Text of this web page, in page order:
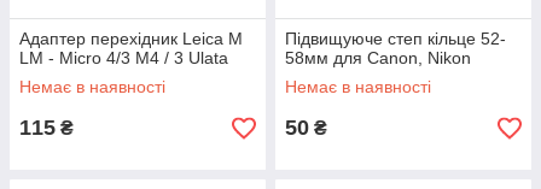
Адаптер перехідник Leica M
LM - Micro 4/3 M4 / 3 Ulata
Немає в наявності
115 ₴
Підвищуюче степ кільце 52-
58мм для Canon, Nikon
Немає в наявності
50 ₴